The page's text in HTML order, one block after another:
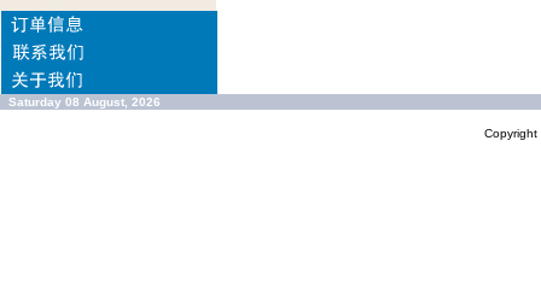
Saturday 08 August, 2026